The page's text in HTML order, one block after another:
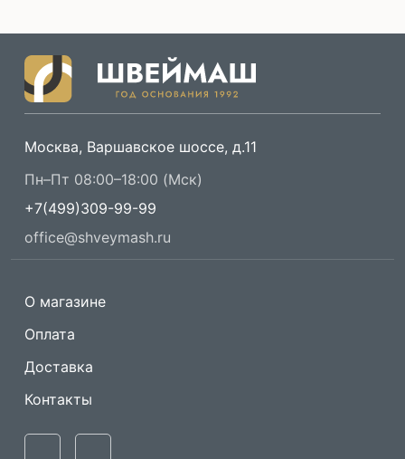
Москва, Варшавское шоссе, д.11
Пн–Пт 08:00–18:00 (Мск)
+7(499)309-99-99
office@shveymash.ru
О магазине
Оплата
Доставка
Контакты